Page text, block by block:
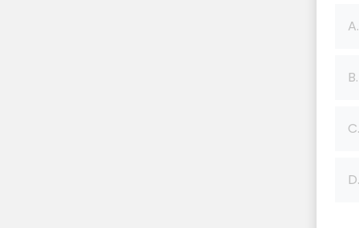
A.
B.
C.
D.